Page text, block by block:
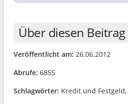
Über diesen Beitrag
Veröffentlicht am: 26.06.2012
Abrufe: 6855
Schlagwörter: Kredit und